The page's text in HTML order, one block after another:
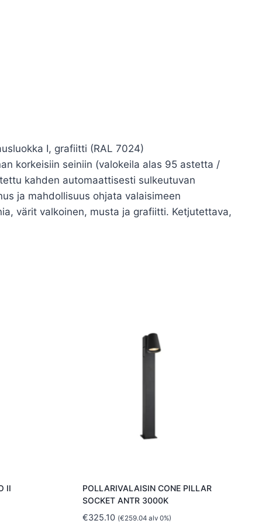
I, grafiitti (RAL 7024)
korkeisiin seiniin (valokeila alas 95 astetta /
kahden automaattisesti sulkeutuvan
ja mahdollisuus ohjata valaisimeen
värit valkoinen, musta ja grafiitti. Ketjutettava,
II
POLLARIVALAISIN CONE PILLAR
SOCKET ANTR 3000K
€325.10 (€259.04 alv 0%)